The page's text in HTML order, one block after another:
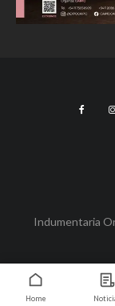
Indumentaria
Home